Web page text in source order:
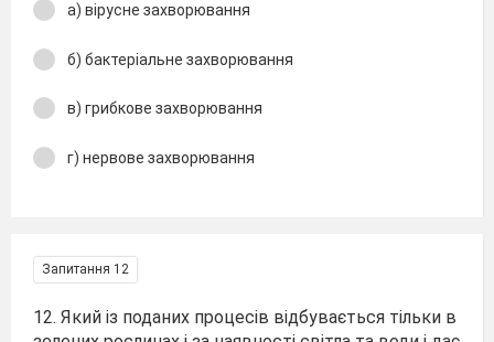
а) вірусне захворювання
б) бактеріальне захворювання
в) грибкове захворювання
г) нервове захворювання
Запитання 12
12. Який із поданих процесів відбувається тільки в